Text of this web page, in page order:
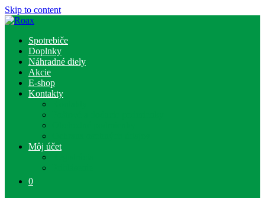
Skip to content
Spotrebiče
Doplnky
Náhradné diely
Akcie
E-shop
Kontakty
Môj účet
0